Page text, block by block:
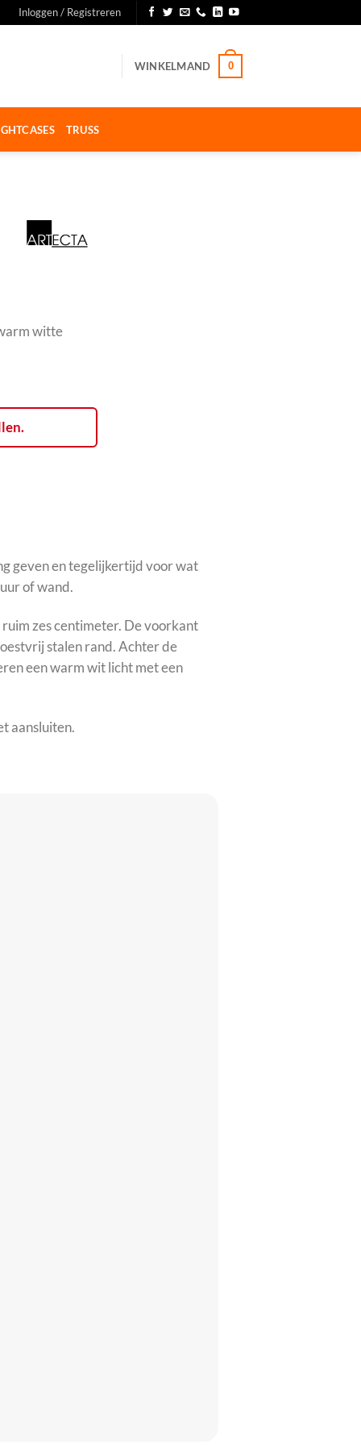
Inloggen / Registreren
WINKELMAND 0
TRUSS
witte
geven en tegelijkertijd voor wat
of wand.
zes centimeter. De voorkant
stalen rand. Achter de
een warm wit licht met een
aansluiten.